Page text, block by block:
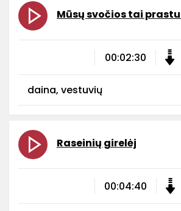
Mūsų svočios tai
00:02:30
daina, vestuvių
Raseinių girelėj
00:04:40